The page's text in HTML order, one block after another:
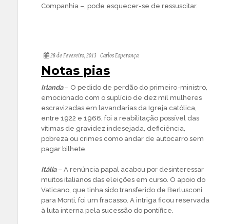
Companhia –, pode esquecer-se de ressuscitar.
28 de Fevereiro, 2013 Carlos Esperança
Notas pias
Irlanda– O pedido de perdão do primeiro-ministro,
emocionado com o suplício de dez mil mulheres
escravizadas em lavandarias da Igreja católica,
entre 1922 e 1966, foi a reabilitação possível das
vítimas de gravidez indesejada, deficiência,
pobreza ou crimes como andar de autocarro sem
pagar bilhete.
Itália– A renúncia papal acabou por desinteressar
muitos italianos das eleições em curso. O apoio do
Vaticano, que tinha sido transferido de Berlusconi
para Monti, foi um fracasso. A intriga ficou reservada
à luta interna pela sucessão do pontífice.